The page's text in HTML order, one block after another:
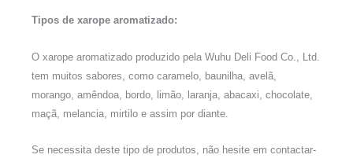
Tipos de xarope aromatizado:
O xarope aromatizado produzido pela Wuhu Deli Food Co., Ltd.
tem muitos sabores, como caramelo, baunilha, avelã,
morango, amêndoa, bordo, limão, laranja, abacaxi, chocolate,
maçã, melancia, mirtilo e assim por diante.
Se necessita deste tipo de produtos, não hesite em contactar-